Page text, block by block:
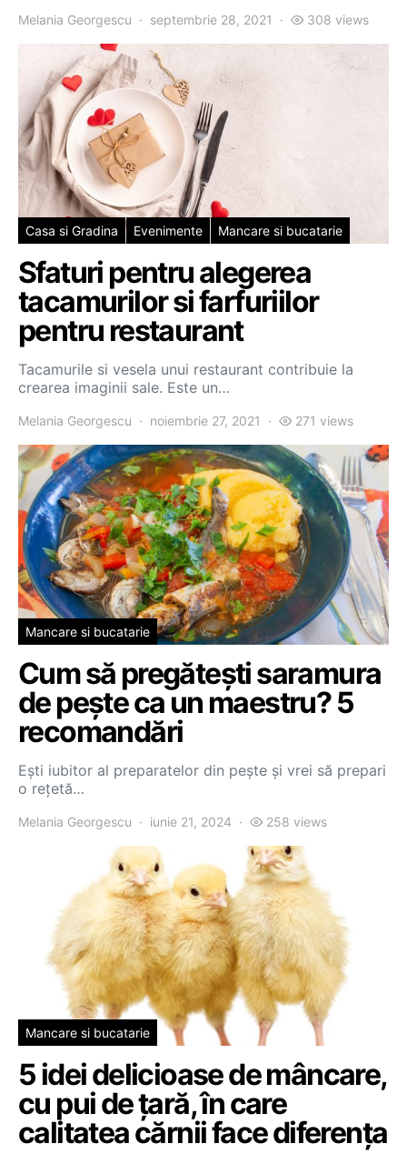
Melania Georgescu septembrie 28, 2021 308 views
Casa si Gradina Evenimente Mancare si bucatarie
Sfaturi pentru alegerea
tacamurilor si farfuriilor
pentru restaurant
Tacamurile si vesela unui restaurant contribuie la
crearea imaginii sale. Este un…
Melania Georgescu noiembrie 27, 2021 271 views
Mancare si bucatarie
Cum să pregătești saramura
de pește ca un maestru? 5
recomandări
Ești iubitor al preparatelor din pește și vrei să prepari
o rețetă…
Melania Georgescu iunie 21, 2024 258 views
Mancare si bucatarie
5 idei delicioase de mâncare,
cu pui de țară, în care
calitatea cărnii face diferența